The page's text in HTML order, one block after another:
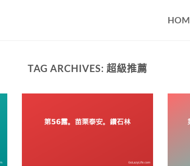
TAG ARCHIVES: 超級推薦